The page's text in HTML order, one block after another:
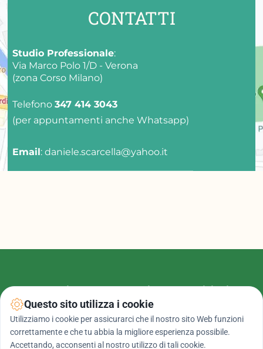
CONTATTI
Studio Professionale:
Via Marco Polo 1/D - Verona
(zona Corso Milano)
Telefono 347 414 3043
(per appuntamenti anche Whatsapp)
Email: daniele.scarcella@yahoo.it
Dott. Daniele Scarcella - Biologo Nutrizionista
Studio Professionale: Via Marco Polo 1/D -
Verona
N. iscrizione Albo: Tri_A2703
- P. IVA:
Questo sito utilizza i cookie
Utilizziamo i cookie per assicurarci che il nostro sito Web funzioni
correttamente e che tu abbia la migliore esperienza possibile.
Accettando, acconsenti al nostro utilizzo di tali cookie.